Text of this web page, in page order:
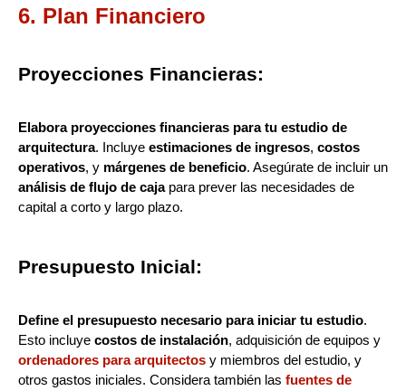
6. Plan Financiero
Proyecciones Financieras:
Elabora proyecciones financieras para tu estudio de
arquitectura. Incluye estimaciones de ingresos, costos
operativos, y márgenes de beneficio. Asegúrate de incluir un
análisis de flujo de cajapara prever las necesidades de
capital a corto y largo plazo.
Presupuesto Inicial:
Define el presupuesto necesario para iniciar tu estudio.
Esto incluye costos de instalación, adquisición de equipos y
ordenadores para arquitectos y miembros del estudio, y
otros gastos iniciales. Considera también las fuentes de